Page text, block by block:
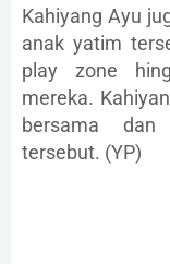
Kahiyang Ayu
anak yatim
play zone
mereka.
bersama dan
tersebut. (YP)